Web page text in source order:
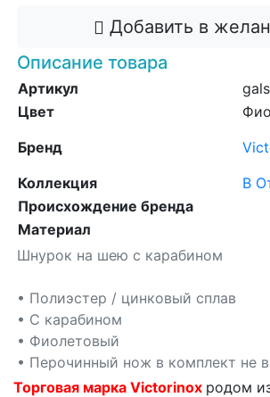
Добавить в
Описание товара
Артикул
Цвет
Бренд
Коллекция
В
Происхождение бренда
Материал
Шнурок на шею с карабином
• Полиэстер / цинковый сплав
• С карабином
• Фиолетовый
• Перочинный нож в комплект не
Торговая марка Victorinox родом